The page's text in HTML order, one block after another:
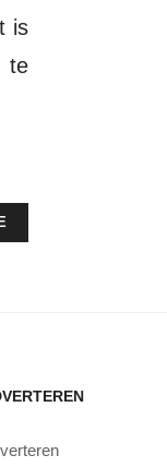
is
te
ARTIKEL: ACTIE